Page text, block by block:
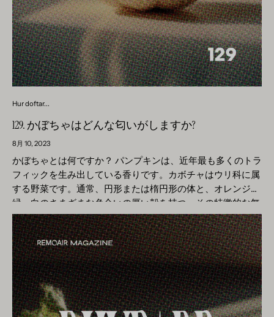
な香りのブレンドを作成することもできます。たとえば、ネ
ロリとラベンダーを混ぜると心を落ち着かせリラックスでき
る香りが得られ、レモンと混ぜるとさわやかで活力を与える
効果が得られます。ネロリの使用方法に関係なく、その魅惑
的な香りと治療効果は、穏やかで幸福、調和のとれた雰囲気
を作り出すのに役立ちます。 だから私たちはネロリの影響を
効果があり、体と心の両方に良い影響を与えることができま
す。この素晴らしい香りの影響を受けるいくつかの方法を次
ロリは、リラックスと落ち着きを促進する能力で知られてい
ます。穏やかな花の香りは私たちの感覚を落ち着かせる効果
があり、ストレスや不安を軽減します。ネロリオイルを吸入
したり、アロマテラピーに使用したりすることで、心の平安
きます。 気分を改善する ネロリの香りは気分を良くする効
果もあるといわれています。さわやかでフローラルな香りが
気分を高揚させ、憂鬱や不安の感情を軽減します。香りのキ
ャンドルやアロマセラピーにネロリオイルを使用すると、気
分を高揚させ、喜びと調和の感覚を生み出す簡単な方法で
す。 心を刺激する ネロリオイルは私たちの感覚をリフレッ
シュし、刺激する効果があります。柑橘系の香りは精神の明
ウを集めていました。中世では、蜂蜜は貴重品であり、料理
やお菓子作りの甘味料としても使用されていました。 19 世
紀に蜂蜜生産が工業化され始め、ミツバチは特別な蜂蜜ステ
ーションに移動されました。現在でもハチミツは人気があ
り、食品としてだけでなくさまざまな化粧品にも使用されて
います。 蜂蜜が香料として使われ始めたのはいつですか? 蜂
蜜の香りとしての使用の歴史は古く、古代文明にまで遡るこ
から珍重されており、フレグランスや香水の魅力的な原料と
なってきました。 古代エジプトでは、蜂蜜は化粧品や香水に
使用されていました。ハチミツは容易に入手でき、自然な香
りを持っていたため、さまざまなフレグランスブレンドやボ
ディローションを作るための人気の原料となりました。 古代
には、蜂蜜は衣服や部屋の香り付けにも使用されていまし
た。蜂蜜の甘く心地よい香りは魅力的であると考えられ、心
地よい雰囲気を作り出し、贅沢なタッチを加えるために使用
されました。 歴史を通じて、蜂蜜の香料としての使用は洗練
され、発展してきました。調香師やフレグランスクリエイタ
ーは、ハチミツをさまざまなフレグランス組成物の重要な成
分として使用するために、ハチミツの香りを抽出して強化す
るさまざまな方法を実験してきました。 はちみつの香り、何
に良いのでしょう？ ハチミツの香りは、フレグランスや香水
Hur doftar...
129. かぼちゃはどんな匂いがしますか?
8月 10, 2023
かぼちゃとは何ですか？ パンプキンは、近年最も多くのトラ
フィックを生み出している香りです。カボチャはウリ科に属
する野菜です。通常、円形または楕円形の体と、オレンジ、
緑、白のさまざまな色合いの厚い殻を持つ、その特徴的な無
限の多様性で知られています。カボチャは秋によく食べら
れ、ハロウィーンに関連して料理や飾りによく使われます。
香水業界やフレグランスの世界でカボチャの香りを使用する
ことは、近年ますます人気が高まっています。この傾向は、
人気のドリンク「パンプキン スパイス ラテ」に関連したア
メリカの影響から強くなりました。したがって、缶はカボチ
ャの香りであり、秋やハロウィーンや感謝祭などのお祭りと